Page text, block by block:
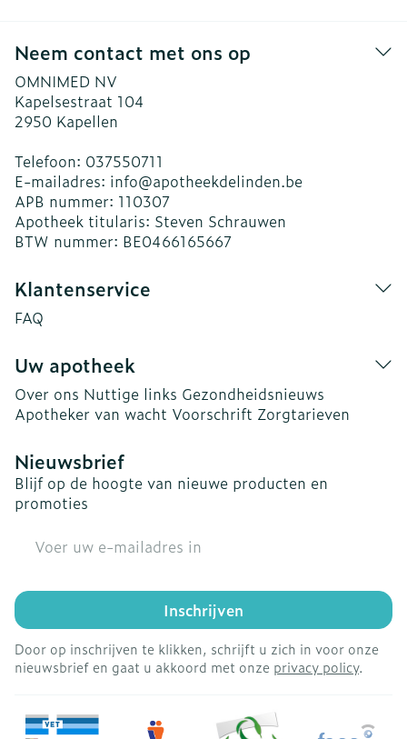
Neem contact met ons op
OMNIMED NV
Kapelsestraat 104
2950 Kapellen
Telefoon: 037550711
E-mailadres: info@apotheekdelinden.be
APB nummer: 110307
Apotheek titularis: Steven Schrauwen
BTW nummer: BE0466165667
Klantenservice
FAQ
Uw apotheek
Over ons Nuttige links Gezondheidsnieuws
Apotheker van wacht Voorschrift Zorgtarieven
Nieuwsbrief
Blijf op de hoogte van nieuwe producten en
promoties
Inschrijven
Door op inschrijven te klikken, schrijft u zich in voor onze
nieuwsbrief en gaat u akkoord met onze privacy policy.